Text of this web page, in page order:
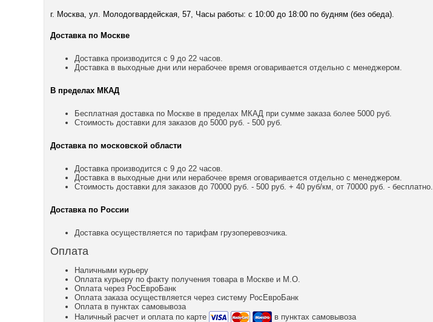
г. Москва, ул. Молодогвардейская, 57, Часы работы: с 10:00 до 18:00 по будням (без обеда).
Доставка по Москве
Доставка производится с 9 до 22 часов.
Доставка в выходные дни или нерабочее время оговаривается отдельно с менеджером.
В пределах МКАД
Бесплатная доставка по Москве в пределах МКАД при сумме заказа более 5000 руб.
Стоимость доставки для заказов до 5000 руб. - 500 руб.
Доставка по московской области
Доставка производится с 9 до 22 часов.
Доставка в выходные дни или нерабочее время оговаривается отдельно с менеджером.
Стоимость доставки для заказов до 70000 руб. - 500 руб. + 40 руб/км, от 70000 руб. - бесплатно.
Доставка по России
Доставка осуществляется по тарифам грузоперевозчика.
Оплата
Наличными курьеру
Оплата курьеру по факту получения товара в Москве и М.О.
Оплата через РосЕвроБанк
Оплата заказа осуществляется через систему РосЕвроБанк
Оплата в пунктах самовывоза
Наличный расчет и оплата по карте
в пунктах самовывоза